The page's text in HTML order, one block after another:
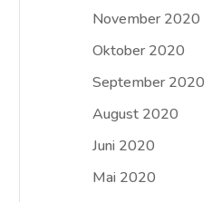
November 2020
Oktober 2020
September 2020
August 2020
Juni 2020
Mai 2020